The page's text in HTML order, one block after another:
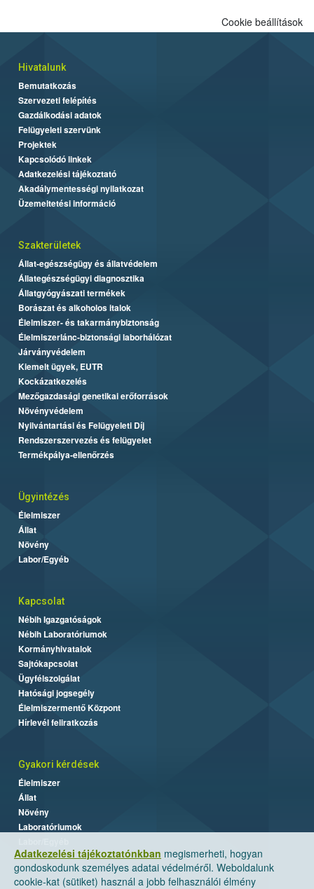
Adatkezelési tájékoztatónkban megismerheti, hogyan
gondoskodunk személyes adatai védelméről. Weboldalunk
cookie-kat (sütiket) használ a jobb felhasználói élmény
Cookie beállítások
Hivatalunk
Bemutatkozás
Szervezeti felépítés
Gazdálkodási adatok
Felügyeleti szervünk
Projektek
Kapcsolódó linkek
Adatkezelési tájékoztató
Akadálymentességi nyilatkozat
Üzemeltetési információ
Szakterületek
Állat-egészségügy és állatvédelem
Állategészségügyi diagnosztika
Állatgyógyászati termékek
Borászat és alkoholos italok
Élelmiszer- és takarmánybiztonság
Élelmiszerlánc-biztonsági laborhálózat
Járványvédelem
Kiemelt ügyek, EUTR
Kockázatkezelés
Mezőgazdasági genetikai erőforrások
Növényvédelem
Nyilvántartási és Felügyeleti Díj
Rendszerszervezés és felügyelet
Termékpálya-ellenőrzés
Ügyintézés
Élelmiszer
Állat
Növény
Labor/Egyéb
Kapcsolat
Nébih Igazgatóságok
Nébih Laboratóriumok
Kormányhivatalok
Sajtókapcsolat
Ügyfélszolgálat
Hatósági jogsegély
Élelmiszermentő Központ
Hírlevél feliratkozás
Gyakori kérdések
Élelmiszer
Állat
Növény
Laboratóriumok